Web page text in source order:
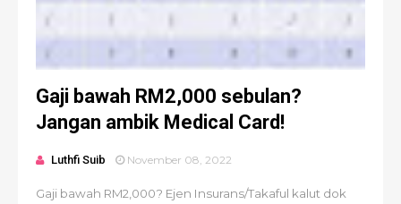
Gaji bawah RM2,000 sebulan?
Jangan ambik Medical Card!
Luthfi Suib November 08, 2022
Gaji bawah RM2,000? Ejen Insurans/Takaful kalut dok